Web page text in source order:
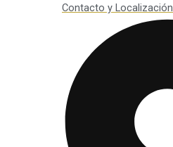
Contacto y Localización